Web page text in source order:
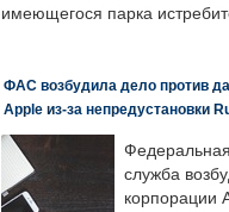
имеющегося парка
ФАС возбудила дело против
Apple из-за непредустановки
служба
корпорации